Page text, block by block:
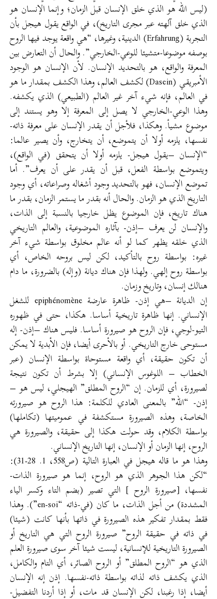
(ليس الله هو الذي خلق الإنسان قبل الزمان؛ وإنما الإنسان هو
الذي خلق آلهته عبر مجرى التاريخ)، في الواقع يقول هيجل بأن
التجربة (Erfahrung) الدينية، وغيرها، “هي واقعة يوجد فيها الروح
بوصفه موضوعا-متشيئا للوعي-الخارجي”. والحال أن التعارض بين
المعرفة والواقع، هو بالتحديد الإنسان. لأن الإنسان هو الوجود
الأمبريقي (Dasein) لكشف العالم، وهذا الكشف بمقدار ما هو
في العالم، فإنه شيء آخر غير العالم (الطبيعي) الذي يكشفه.
وهذا الوعي-الخارجي لا يصل إلى المعرفة إلا وهو يستند إلى
موضوع مشيأ. وهكذا، فلأجل أن يقدر الإنسان على معرفة ذاته-
نفسها، يلزمه أولا أن يتموضع، أن يتخارج، وأن يصير عالما:
“الإنسان –يقول هيجل- يلزمه أولا أن يتحقق (في الواقع)،
ويتموضع بواسطة الفعل، قبل أن يقدر على أن يعرف”. أما
تموضع الإنسان، فهو بالتحديد وجود أشغاله وصراعاته، أي وجود
التاريخ الذي هو الزمان. والحال أنه بقدر ما يستمر الزمان، بقدر ما
هناك تاريخ، فإن الموضوع يظل خارجيا بالنسبة إلى الذات،
والإنسان لن يعرف –إذن- بآثاره الموضوعية، والعالم التاريخي
الذي خلقه يظهر كما لو أنه عالم مخلوق بواسطة شيء آخر
غيره: بواسطة روح بالتأكيد، لكن ليس بروحه الخاص، أي
بواسطة روح إلهي. ولهذا فإن هناك ديانة (وإله) بالضرورة، ما دام
هنالك إنسان، وتاريخ وزمان.
إن الديانة –هي إذن- ظاهرة عارضة epiphénomène للشغل
الإنساني. إنها ظاهرة تاريخية أساسا. هكذا، حتى في ظهوره
التيو-لوجي، فإن الروح هو صيرورة أساسا. فليس هناك –إذن- إله
مستوحى خارج التاريخي. أو بالأحرى أيضا، فإن الأبدية لا يمكن
أن تكون حقيقة، أي واقعة مستوحاة بواسطة الإنسان (عبر
الخطاب – اللوغوس الإنساني) إلا بشرط أن تكون نتيجة
لصيرورة، أي للزمان. إن “الروح المطلق” الهيجلي، ليس هو –
إذن- “الله” بالمعنى العادي للكلمة: هذا الروح هو صيرورته
الخاصة، وهذه الصيرورة مستكشفة في عموميتها (تكاملها)
بواسطة الكلام، وقد حولت هكذا إلى حقيقة، والصيرورة هي
الروح، إنها الزمان أو الإنسان، إنها التاريخ الإنساني.
وهذا هو ما قاله هيجل في العبارة التالية (ص558، 1. 28-31):
“لكن هذا الجوهر الذي هو الروح، إنما هو صيرورة الذات-
نفسها، [صيرورة الروح ] التي تصير (بضم التاء وكسر الياء
المشددة) من أجل الذات، ما كان (في-ذاته “en-soi”). وهذا
فقط بمقدار تفكير هذه الصيرورة في ذاتها بأنها كانت (شيئا)
في ذاته في حقيقة الروح” صيرورة الروح التي هي التاريخ أو
الصيرورة التاريخية للإنسانية، ليست شيئا آخر سوى صيرورة العلم
الذي هو “الروح المطلق” أو الروح الصائر، أي التام والكامل،
الذي يكشف ذاته لذاته بواسطة ذاته-نفسها. إذن إنه الإنسان
أيضا، إذا رغبنا، لكن الإنسان قد مات، أو إذا أردنا التفضيل-